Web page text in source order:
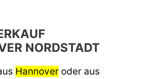
NORDSTADT
Hannover oder aus